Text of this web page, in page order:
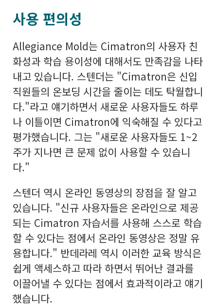
사용 편의성
Allegiance Mold는 Cimatron의 사용자 친
화성과 학습 용이성에 대해서도 만족감을 나타
내고 있습니다. 스텐더는 "Cimatron은 신입
직원들의 온보딩 시간을 줄이는 데도 탁월합니
다."라고 얘기하면서 새로운 사용자들도 하루
나 이틀이면 Cimatron에 익숙해질 수 있다고
평가했습니다. 그는 "새로운 사용자들도 1~2
주가 지나면 큰 문제 없이 사용할 수 있습니
다."
스텐더 역시 온라인 동영상의 장점을 잘 알고
있습니다. "신규 사용자들은 온라인으로 제공
되는 Cimatron 자습서를 사용해 스스로 학습
할 수 있다는 점에서 온라인 동영상은 정말 유
용합니다." 반데라레 역시 이러한 교육 방식은
쉽게 액세스하고 따라 하면서 뛰어난 결과를
이끌어낼 수 있다는 점에서 효과적이라고 얘기
했습니다.